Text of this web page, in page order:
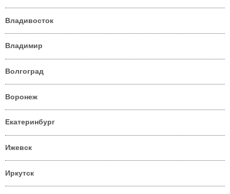
Владивосток
Владимир
Волгоград
Воронеж
Екатеринбург
Ижевск
Иркутск